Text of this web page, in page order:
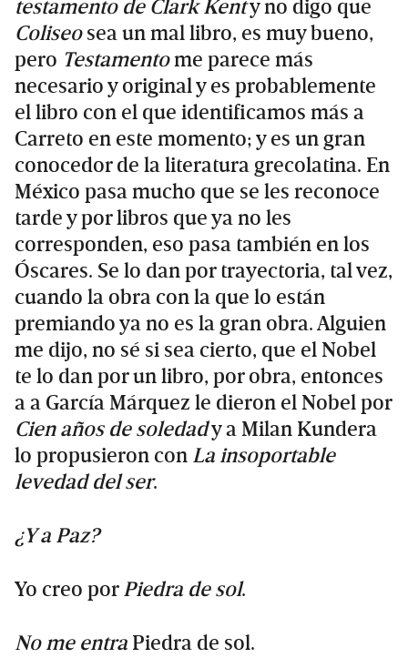
testamento de Clark Kenty no digo que
Coliseosea un mal libro, es muy bueno,
pero Testamentome parece más
necesario y original y es probablemente
el libro con el que identificamos más a
Carreto en este momento; y es un gran
conocedor de la literatura grecolatina. En
México pasa mucho que se les reconoce
tarde y por libros que ya no les
corresponden, eso pasa también en los
Óscares. Se lo dan por trayectoria, tal vez,
cuando la obra con la que lo están
premiando ya no es la gran obra. Alguien
me dijo, no sé si sea cierto, que el Nobel
te lo dan por un libro, por obra, entonces
a a García Márquez le dieron el Nobel por
Cien años de soledady a Milan Kundera
lo propusieron con La insoportable
levedad del ser.
¿Y a Paz?
Yo creo porPiedra de sol.
No me entra Piedra de sol.